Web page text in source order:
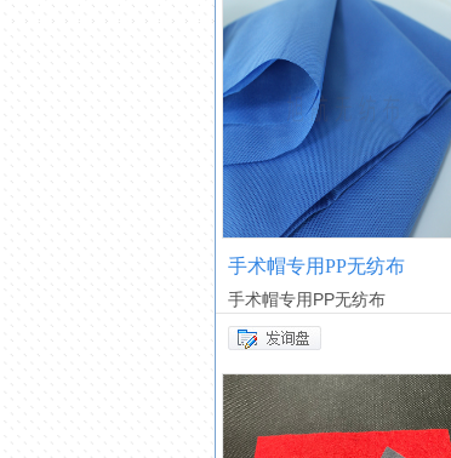
手术帽专用PP无纺布
手术帽专用PP无纺布